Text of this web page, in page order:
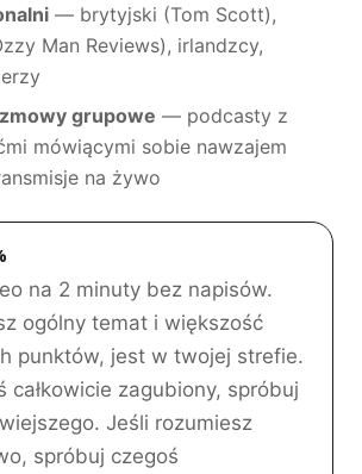
— brytyjski (Tom Scott),
Man Reviews), irlandzcy,
grupowe — podcasty z
mówiącymi sobie nawzajem
na żywo
na 2 minuty bez napisów.
ogólny temat i większość
punktów, jest w twojej strefie.
całkowicie zagubiony, spróbuj
Jeśli rozumiesz
spróbuj czegoś